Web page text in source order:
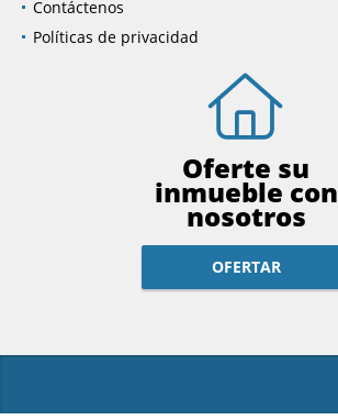
Contáctenos
Políticas de privacidad
Oferte su
inmueble con
nosotros
OFERTAR